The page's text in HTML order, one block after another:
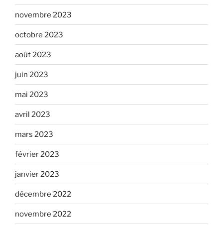
novembre 2023
octobre 2023
août 2023
juin 2023
mai 2023
avril 2023
mars 2023
février 2023
janvier 2023
décembre 2022
novembre 2022